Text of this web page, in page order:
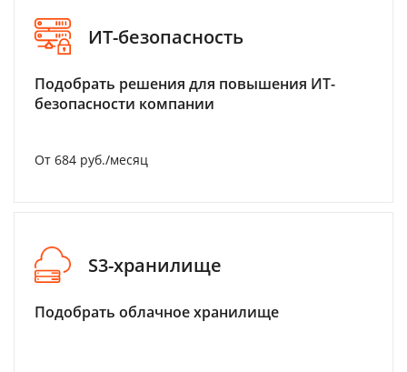
ИТ-безопасность
Подобрать решения для повышения ИТ-
безопасности компании
От 684 руб./месяц
S3-хранилище
Подобрать облачное хранилище